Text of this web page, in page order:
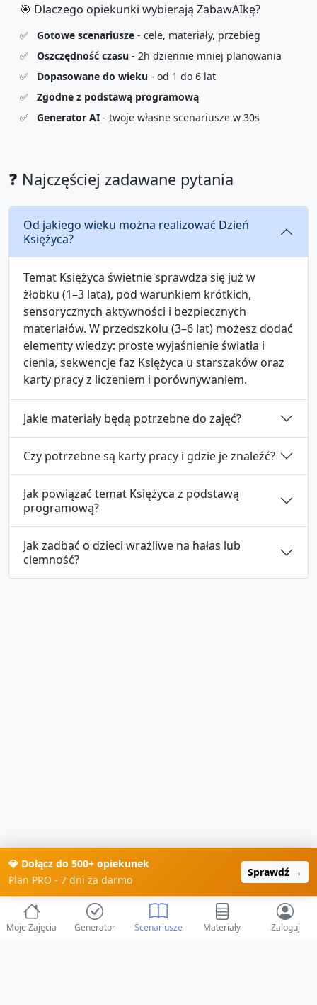
🎯 Dlaczego opiekunki wybierają ZabawAIkę?
✅ Gotowe scenariusze - cele, materiały, przebieg
✅
Oszczędność czasu - 2h dziennie mniej planowania
✅
Dopasowane do wieku - od 1 do 6 lat
✅
Zgodne z podstawą programową
✅
Generator AI - twoje własne scenariusze w 30s
❓ Najczęściej zadawane pytania
Od jakiego wieku można realizować Dzień
Księżyca?
Temat Księżyca świetnie sprawdza się już w
żłobku (1–3 lata), pod warunkiem krótkich,
sensorycznych aktywności i bezpiecznych
materiałów. W przedszkolu (3–6 lat) możesz dodać
elementy wiedzy: proste wyjaśnienie światła i
cienia, sekwencje faz Księżyca u starszaków oraz
karty pracy z liczeniem i porównywaniem.
Jakie materiały będą potrzebne do zajęć?
Czy potrzebne są karty pracy i gdzie je znaleźć?
Jak powiązać temat Księżyca z podstawą
programową?
Jak zadbać o dzieci wrażliwe na hałas lub
ciemność?
💎 Dołącz do 500+ opiekunek
Plan PRO - 7 dni za darmo
Sprawdź →
Moje Zajęcia Generator Scenariusze Materiały Zaloguj